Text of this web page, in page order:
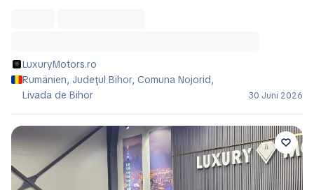
LuxuryMotors.ro
Rumänien, Judeţul Bihor, Comuna Nojorid,
Livada de Bihor
30 Juni 2026